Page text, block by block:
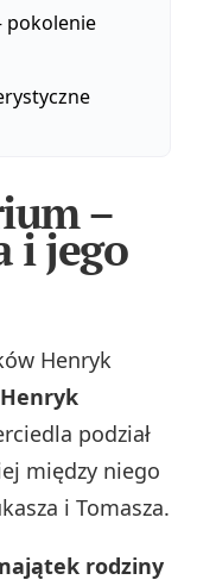
pokolenie
–
i jego
Henryk
podział
między niego
i Tomasza.
rodziny